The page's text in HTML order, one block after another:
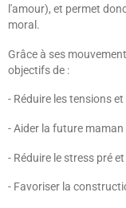
l'amour), et permet
moral.
Grâce à ses
objectifs de :
- Réduire les tensions
- Aider la future
- Réduire le stress pré
- Favoriser la